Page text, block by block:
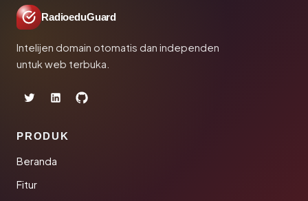
RadioeduGuard
Intelijen domain otomatis dan independen
untuk web terbuka.
PRODUK
Beranda
Fitur